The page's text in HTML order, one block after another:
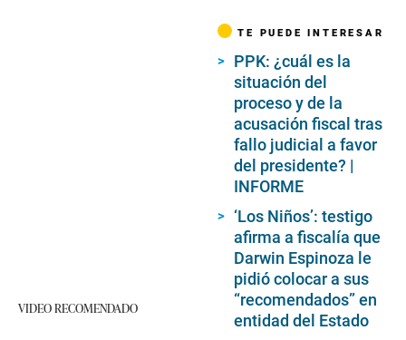
VIDEO RECOMENDADO
TE PUEDE INTERESAR
PPK: ¿cuál es la
situación del
proceso y de la
acusación fiscal tras
fallo judicial a favor
del presidente? |
INFORME
‘Los Niños’: testigo
afirma a fiscalía que
Darwin Espinoza le
pidió colocar a sus
“recomendados” en
entidad del Estado